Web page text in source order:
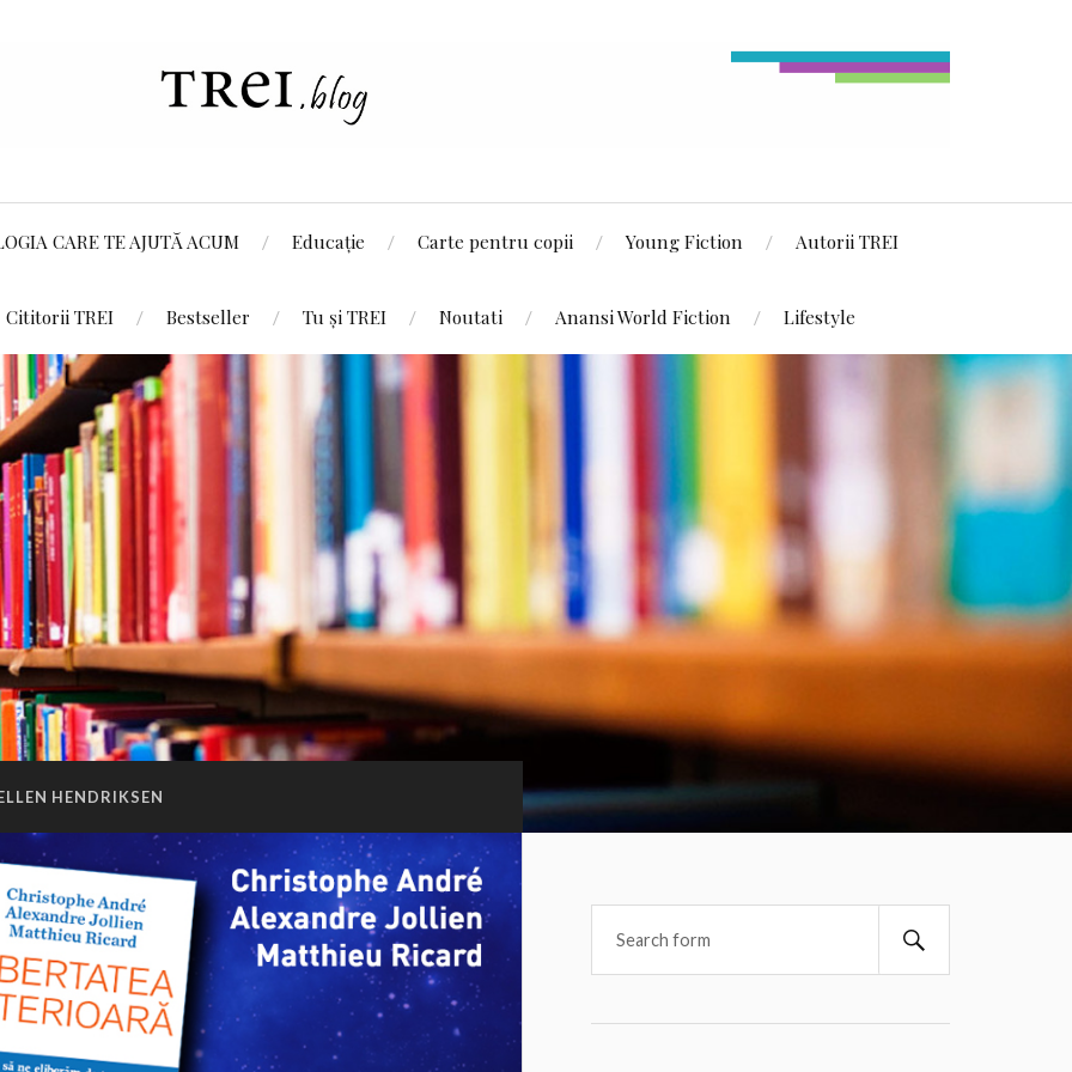
CARE TE AJUTĂ ACUM Educație Carte pentru copii Young Fiction Autorii TREI
Cititorii TREI Bestseller Tu și TREI Noutati Anansi World Fiction Lifestyle
HENDRIKSEN